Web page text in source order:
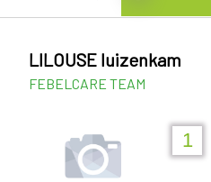
LILOUSE luizenkam
FEBELCARE TEAM